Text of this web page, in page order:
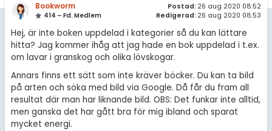
Bookworm
414 – Fd. Medlem
Postad: 26 aug 2020 08:52
Redigerad: 26 aug 2020 08:53
Hej, är inte boken uppdelad i kategorier så du kan lättare
hitta? Jag kommer ihåg att jag hade en bok uppdelad i t.ex.
om lavar i granskog och olika lövskogar.
Annars finns ett sätt som inte kräver böcker. Du kan ta bild
på arten och söka med bild via Google. Då får du fram all
resultat där man har liknande bild. OBS: Det funkar inte alltid,
men ganska det har gått bra för mig ibland och sparat
mycket energi.
För lärare
10 inloggade
Om Pluggakuten
Allmänna villkor
ämnen
diskussioner